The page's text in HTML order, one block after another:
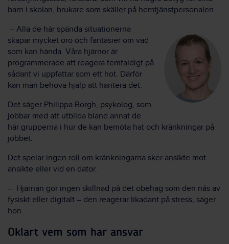
barn i skolan, brukare som skäller på hemtjänstpersonalen.
– Alla de här spända situationerna
skapar mycket oro och fantasier om vad
som kan hända. Våra hjärnor är
programmerade att reagera femfaldigt på
sådant vi uppfattar som ett hot. Därför
kan man behöva hjälp att hantera det.
Det säger Philippa Borgh, psykolog, som
jobbar med att utbilda bland annat de
här grupperna i hur de kan bemöta hat och kränkningar på
jobbet.
Det spelar ingen roll om kränkningarna sker ansikte mot
ansikte eller vid en dator.
– Hjärnan gör ingen skillnad på det obehag som den nås av
fysiskt eller digitalt – den reagerar likadant på stress, säger
hon.
Oklart vem som har ansvar